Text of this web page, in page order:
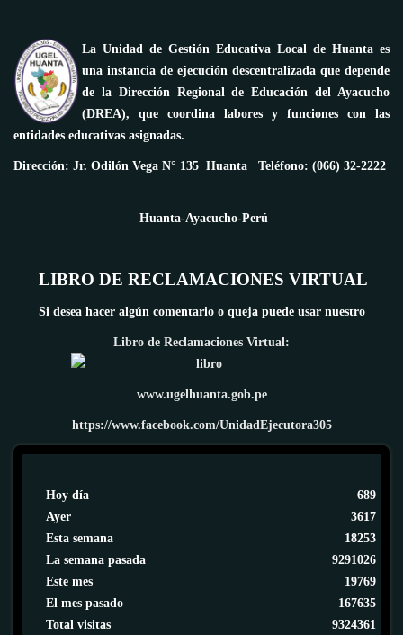
La Unidad de Gestión Educativa Local de Huanta es
una instancia de ejecución descentralizada que depende
de la Dirección Regional de Educación del Ayacucho
(DREA), que coordina labores y funciones con las
entidades educativas asignadas.
Dirección: Jr. Odilón Vega N° 135 Huanta Teléfono: (066) 32-2222
Huanta-Ayacucho-Perú
LIBRO DE RECLAMACIONES VIRTUAL
Si desea hacer algún comentario o queja puede usar nuestro
Libro de Reclamaciones Virtual:
www.ugelhuanta.gob.pe
https://www.facebook.com/UnidadEjecutora305
Hoy día
Ayer
Esta semana
La semana pasada
Este mes
El mes pasado
Total visitas
689
3617
18253
9291026
19769
167635
9324361